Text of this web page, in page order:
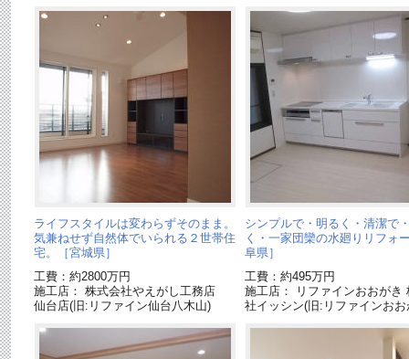
ライフスタイルは変わらずそのまま。
気兼ねせず自然体でいられる２世帯住
宅。［宮城県］
工費：約2800万円
施工店： 株式会社やえがし工務店
仙台店(旧:リファイン仙台八木山)
シンプルで・明るく・清潔で
く・一家団欒の水廻りリフォ
阜県］
工費：約495万円
施工店： リファインおおがき
社イッシン(旧:リファインおお